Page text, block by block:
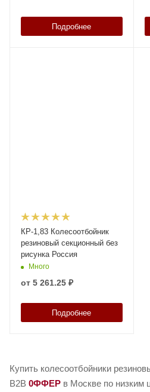
Подробнее
КР-1,83 Колесоотбойник
резиновый секционный без
рисунка Россия
Много
от 5 261.25 ₽
Подробнее
Купить колесоотбойники
B2B 0ФФЕР в Москве по низким